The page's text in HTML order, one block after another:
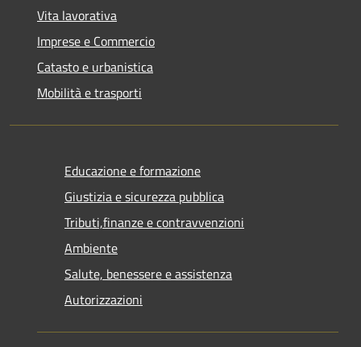
Vita lavorativa
Imprese e Commercio
Catasto e urbanistica
Mobilità e trasporti
Educazione e formazione
Giustizia e sicurezza pubblica
Tributi,finanze e contravvenzioni
Ambiente
Salute, benessere e assistenza
Autorizzazioni